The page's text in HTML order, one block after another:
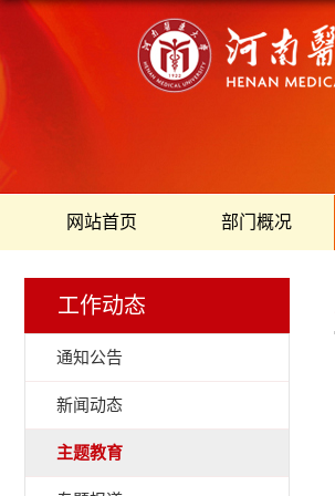
网站首页 部门概况
工作动态
通知公告
新闻动态
主题教育